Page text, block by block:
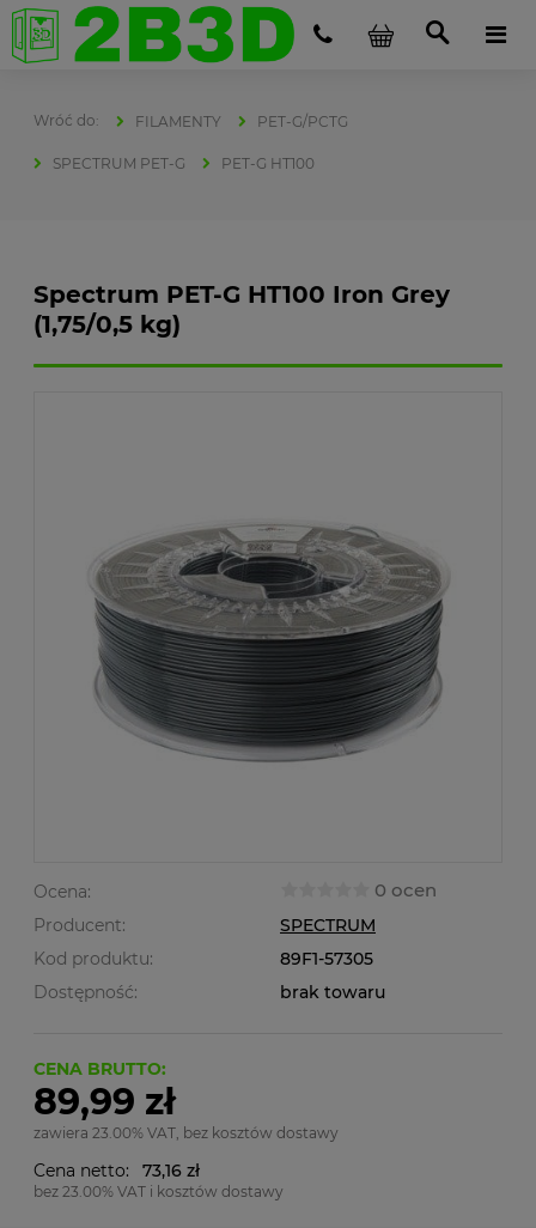
FILAMENTY PET-G/PCTG
SPECTRUM PET-G PET-G HT100
Spectrum PET-G HT100 Iron Grey
(1,75/0,5 kg)
Ocena: 0 ocen
Producent:
SPECTRUM
Kod produktu:
89F1-57305
Dostępność:
brak towaru
CENA BRUTTO:
89,99 zł
zawiera 23.00% VAT, bez kosztów dostawy
Cena netto: 73,16 zł
bez 23.00% VAT i kosztów dostawy